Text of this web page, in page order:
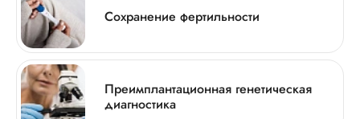
Сохранение фертильности
Преимплантационная генетическая
диагностика